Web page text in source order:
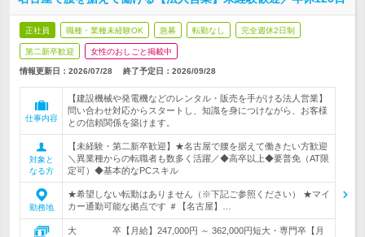
正社員 職種・業種未経験OK 急募 転勤なし 完全週休2日制
第二新卒歓迎 女性のおしごと掲載中
情報更新日：2026/07/28 終了予定日： 2026/09/28
仕事内容
【建設機械や発電機などのレンタル・販売を手がける法人営業】
問い合わせ対応からスタートし、知識を身につけながら、お客様
との信頼関係を築けます。
対象と
なる方
【未経験・第二新卒歓迎】★名古屋で腰を据えて働きたい方歓迎
＼異業種からの転職者も数多く活躍／◆高卒以上◆要普免（AT限
定可）◆基本的なPCスキル
勤務地
★希望しない転勤はありません（※下記ご参照ください） ★マイ
カー通勤可能な拠点です ＃【名古屋】…
大 卒【月給】247,000円 ～ 362,000円短大・専門卒【月